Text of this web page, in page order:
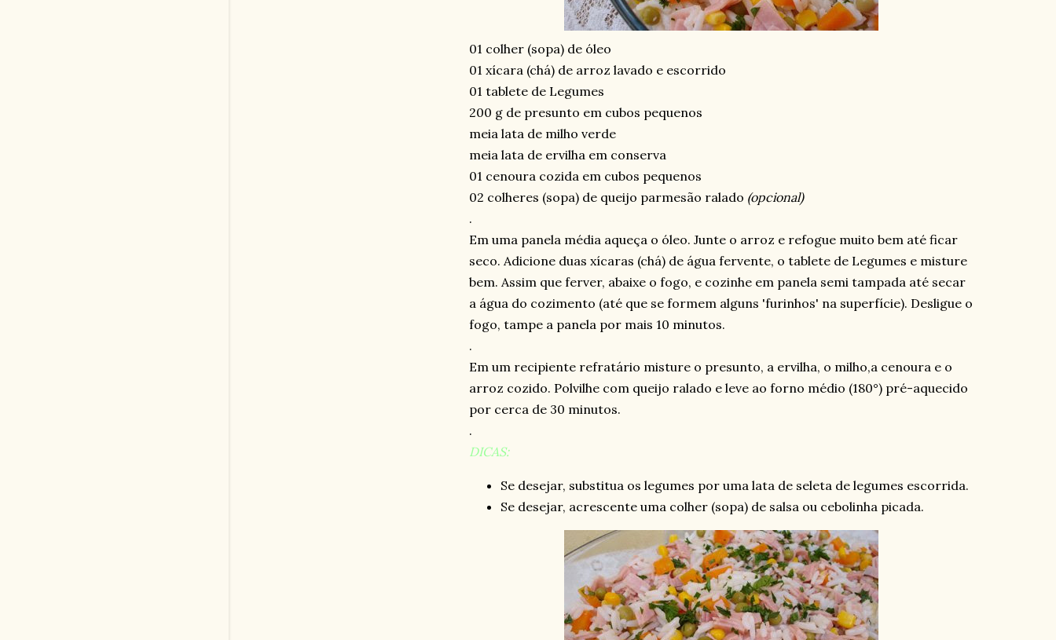
01 colher (sopa) de óleo
01 xícara (chá) de arroz lavado e escorrido
01 tablete de Legumes
200 g de presunto em cubos pequenos
meia lata de milho verde
meia lata de ervilha em conserva
01 cenoura cozida em cubos pequenos
02 colheres (sopa) de queijo parmesão ralado (opcional)
.
Em uma panela média aqueça o óleo. Junte o arroz e refogue muito bem até ficar
seco. Adicione duas xícaras (chá) de água fervente, o tablete de Legumes e misture
bem. Assim que ferver, abaixe o fogo, e cozinhe em panela semi tampada até secar
a água do cozimento (até que se formem alguns 'furinhos' na superfície). Desligue o
fogo, tampe a panela por mais 10 minutos.
.
Em um recipiente refratário misture o presunto, a ervilha, o milho,a cenoura e o
arroz cozido. Polvilhe com queijo ralado e leve ao forno médio (180°) pré-aquecido
por cerca de 30 minutos.
.
DICAS:
Se desejar, substitua os legumes por uma lata de seleta de legumes escorrida.
Se desejar, acrescente uma colher (sopa) de salsa ou cebolinha picada.